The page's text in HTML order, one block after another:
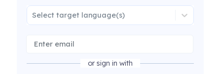
Select target language(s)
or sign in with